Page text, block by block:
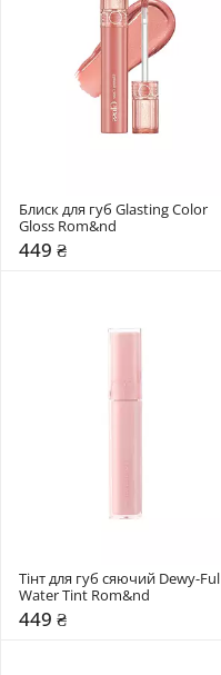
Блиск для губ Glasting Color
449 ₴
Тінт для губ сяючий Dewy-Ful
449 ₴